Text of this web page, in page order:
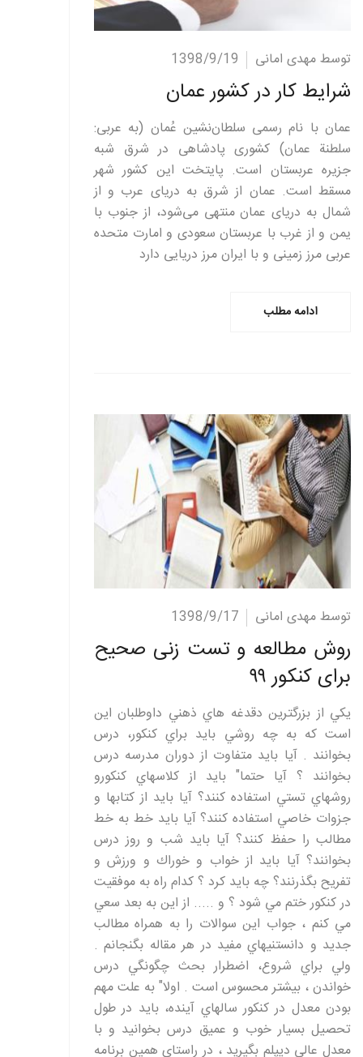
ادامه مطلب توسط مهدی امانی 1398/9/19
شرایط کار در کشور عمان
عمان با نام رسمی سلطان‌نشین عُمان (به عربی:
سلطنة عمان) کشوری پادشاهی در شرق شبه
جزیره عربستان است. پایتخت این کشور شهر
مسقط است. عمان از شرق به دریای عرب و از
شمال به دریای عمان منتهی می‌شود، از جنوب با
یمن و از غرب با عربستان سعودی و امارت متحده
عربی مرز زمینی و با ایران مرز دریایی دارد
ادامه مطلب
ادامه مطلب توسط مهدی امانی 1398/9/17
روش مطالعه و تست زنی صحیح
برای کنکور ۹۹
يكي از بزرگترين دقدغه هاي ذهني داوطلبان اين
است كه به چه روشي بايد براي كنكور، درس
بخوانند . آيا بايد متفاوت از دوران مدرسه درس
بخوانند ؟ آيا حتما" بايد از كلاسهاي كنكورو
روشهاي تستي استفاده كنند؟ آيا بايد از كتابها و
جزوات خاصي استفاده كنند؟ آيا بايد خط به خط
مطالب را حفظ كنند؟ آيا بايد شب و روز درس
بخوانند؟ آيا بايد از خواب و خوراك و ورزش و
تفريح بگذرنند؟ چه بايد كرد ؟ كدام راه به موفقيت
در كنكور ختم مي شود ؟ و ..... از اين به بعد سعي
مي كنم ، جواب اين سوالات را به همراه مطالب
جديد و دانستنيهاي مفيد در هر مقاله بگنجانم .
ولي براي شروع، اضطرار بحث چگونگي درس
خواندن ، بيشتر محسوس است . اولا" به علت مهم
بودن معدل در كنكور سالهاي آينده، بايد در طول
تحصيل بسيار خوب و عميق درس بخوانيد و با
معدل عالي ديپلم بگيريد ، در راستاي همين برنامه